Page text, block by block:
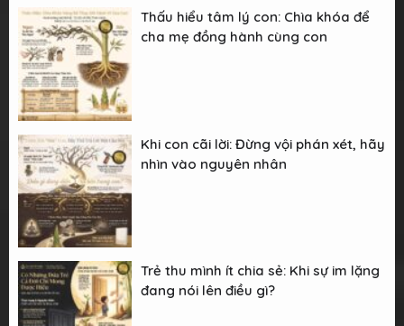
Thấu hiểu tâm lý con: Chìa khóa để
cha mẹ đồng hành cùng con
Khi con cãi lời: Đừng vội phán xét, hãy
nhìn vào nguyên nhân
Trẻ thu mình ít chia sẻ: Khi sự im lặng
đang nói lên điều gì?